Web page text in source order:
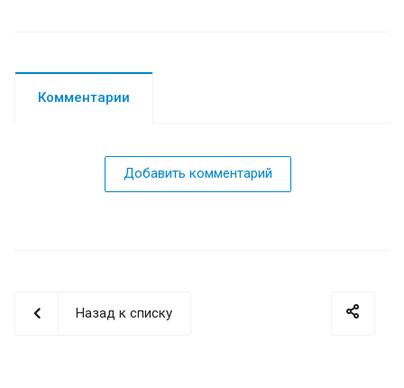
Комментарии
Добавить комментарий
Назад к списку